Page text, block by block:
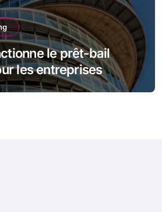
le prêt-bail
les entreprises